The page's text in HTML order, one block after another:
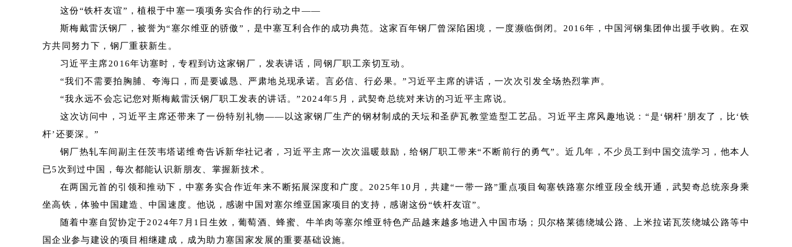
这份“铁杆友谊”，植根于中塞一项项务实合作的行动之中——
斯梅戴雷沃钢厂，被誉为“塞尔维亚的骄傲”，是中塞互利合作的成功典范。这家百年钢厂曾深陷困境，一度濒临倒闭。2016年，中国河钢集团伸出援手收购。在双
方共同努力下，钢厂重获新生。
习近平主席2016年访塞时，专程到访这家钢厂，发表讲话，同钢厂职工亲切互动。
“我们不需要拍胸脯、夸海口，而是要诚恳、严肃地兑现承诺。言必信、行必果。”习近平主席的讲话，一次次引发全场热烈掌声。
“我永远不会忘记您对斯梅戴雷沃钢厂职工发表的讲话。”2024年5月，武契奇总统对来访的习近平主席说。
这次访问中，习近平主席还带来了一份特别礼物——以这家钢厂生产的钢材制成的天坛和圣萨瓦教堂造型工艺品。习近平主席风趣地说：“是‘钢杆’朋友了，比‘铁
杆’还要深。”
钢厂热轧车间副主任茨韦塔诺维奇告诉新华社记者，习近平主席一次次温暖鼓励，给钢厂职工带来“不断前行的勇气”。近几年，不少员工到中国交流学习，他本人
已5次到过中国，每次都能认识新朋友、掌握新技术。
在两国元首的引领和推动下，中塞务实合作近年来不断拓展深度和广度。2025年10月，共建“一带一路”重点项目匈塞铁路塞尔维亚段全线开通，武契奇总统亲身乘
坐高铁，体验中国建造、中国速度。他说，感谢中国对塞尔维亚国家项目的支持，感谢这份“铁杆友谊”。
随着中塞自贸协定于2024年7月1日生效，葡萄酒、蜂蜜、牛羊肉等塞尔维亚特色产品越来越多地进入中国市场；贝尔格莱德绕城公路、上米拉诺瓦茨绕城公路等中
国企业参与建设的项目相继建成，成为助力塞国家发展的重要基础设施。